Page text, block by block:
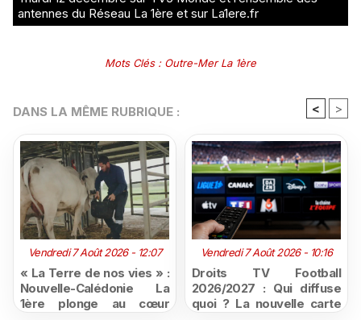
antennes du Réseau La 1ère et sur La1ere.fr
Mots Clés: Outre-Mer La 1ère
DANS LA MÊME RUBRIQUE : < >
Vendredi 7 Août 2026 - 12:07
« La Terre de nos vies » :
Nouvelle-Calédonie La
1ère plonge au cœur
Vendredi 7 Août 2026 - 10:16
Droits TV Football
2026/2027 : Qui diffuse
quoi ? La nouvelle carte